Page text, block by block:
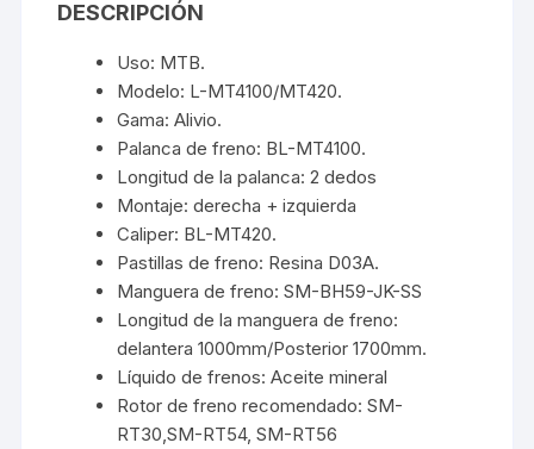
DESCRIPCIÓN
Uso: MTB.
Modelo: L-MT4100/MT420.
Gama: Alivio.
Palanca de freno: BL-MT4100.
Longitud de la palanca: 2 dedos
Montaje: derecha + izquierda
Caliper: BL-MT420.
Pastillas de freno: Resina D03A.
Manguera de freno: SM-BH59-JK-SS
Longitud de la manguera de freno:
delantera 1000mm/Posterior 1700mm.
Líquido de frenos: Aceite mineral
Rotor de freno recomendado: SM-
RT30,SM-RT54, SM-RT56